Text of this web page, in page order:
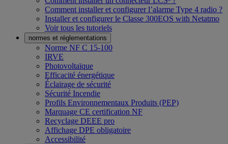
Comment installer et configurer l’alarme Type 4 radio ?
Installer et configurer le Classe 300EOS with Netatmo
Voir tous les tutoriels
normes et réglementations
Norme NF C 15-100
IRVE
Photovoltaïque
Efficacité énergétique
Éclairage de sécurité
Sécurité Incendie
Profils Environnementaux Produits (PEP)
Marquage CE certification NF
Recyclage DEEE pro
Affichage DPE obligatoire
Accessibilité